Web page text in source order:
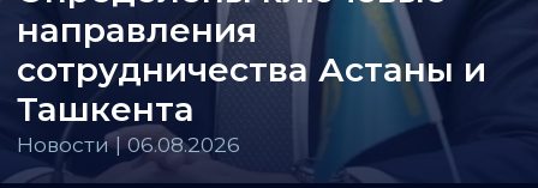
направления
сотрудничества Астаны и
Ташкента
Новости | 06.08.2026